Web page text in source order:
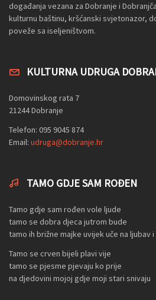
događanja vezana za Dobranje i
kulturnu baštinu, kršćanski svjetonazor,
poveže sa iseljeništvom.
KULTURNA UDRUGA
Domovinskog rata 7
21244 Dobranje
Telefon: 095 9045 874
Email: udruga@dobranje.hr
TAMO GDJE SAM ROĐEN
Tamo gdje sam rođen vole ljude
tamo se dobra djeca jutrom bude
tamo ih brižne majke uvijek uče na ljubav
Tamo se crven bijeli plavi vije
tamo se pjesme pjevaju ko prije
na djedovini mojoj gdje moji stari snivaju